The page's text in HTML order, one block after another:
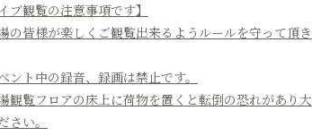
ブ観覧の注意事項です】
の皆様が楽しくご観覧出来るようルールを守って頂
ント中の録音、録画は禁止です。
観覧フロアの床上に荷物を置くと転倒の恐れがあり
さい。